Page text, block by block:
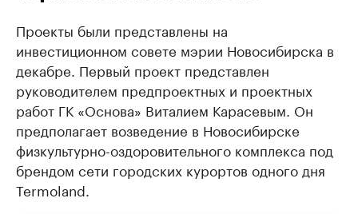
Проекты были представлены на
инвестиционном совете мэрии Новосибирска в
декабре. Первый проект представлен
руководителем предпроектных и проектных
работ ГК «Основа» Виталием Карасевым. Он
предполагает возведение в Новосибирске
физкультурно-оздоровительного комплекса под
брендом сети городских курортов одного дня
Termoland.